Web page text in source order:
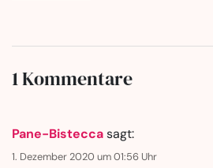
1 Kommentare
Pane-Bisteccasagt:
1. Dezember 2020 um 01:56 Uhr